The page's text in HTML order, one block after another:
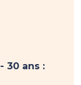
30 ans :